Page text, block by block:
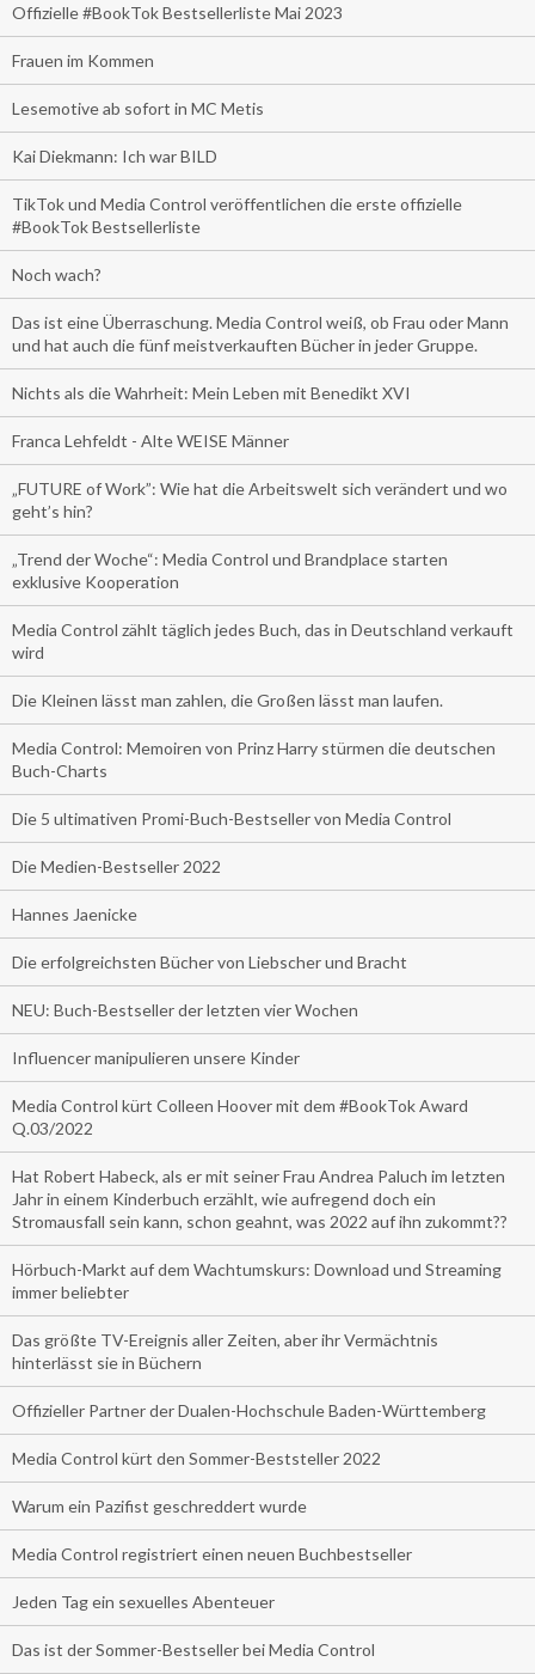
Offizielle #BookTok Bestsellerliste Mai 2023
Frauen im Kommen
Lesemotive ab sofort in MC Metis
Kai Diekmann: Ich war BILD
TikTok und Media Control veröffentlichen die erste offizielle
#BookTok Bestsellerliste
Noch wach?
Das ist eine Überraschung. Media Control weiß, ob Frau oder Mann
und hat auch die fünf meistverkauften Bücher in jeder Gruppe.
Nichts als die Wahrheit: Mein Leben mit Benedikt XVI
Franca Lehfeldt - Alte WEISE Männer
„FUTURE of Work”: Wie hat die Arbeitswelt sich verändert und wo
geht’s hin?
„Trend der Woche“: Media Control und Brandplace starten
exklusive Kooperation
Media Control zählt täglich jedes Buch, das in Deutschland verkauft
wird
Die Kleinen lässt man zahlen, die Großen lässt man laufen.
Media Control: Memoiren von Prinz Harry stürmen die deutschen
Buch-Charts
Die 5 ultimativen Promi-Buch-Bestseller von Media Control
Die Medien-Bestseller 2022
Hannes Jaenicke
Die erfolgreichsten Bücher von Liebscher und Bracht
NEU: Buch-Bestseller der letzten vier Wochen
Influencer manipulieren unsere Kinder
Media Control kürt Colleen Hoover mit dem #BookTok Award
Q.03/2022
Hat Robert Habeck, als er mit seiner Frau Andrea Paluch im letzten
Jahr in einem Kinderbuch erzählt, wie aufregend doch ein
Stromausfall sein kann, schon geahnt, was 2022 auf ihn zukommt??
Hörbuch-Markt auf dem Wachtumskurs: Download und Streaming
immer beliebter
Das größte TV-Ereignis aller Zeiten, aber ihr Vermächtnis
hinterlässt sie in Büchern
Offizieller Partner der Dualen-Hochschule Baden-Württemberg
Media Control kürt den Sommer-Beststeller 2022
Warum ein Pazifist geschreddert wurde
Media Control registriert einen neuen Buchbestseller
Jeden Tag ein sexuelles Abenteuer
Das ist der Sommer-Bestseller bei Media Control